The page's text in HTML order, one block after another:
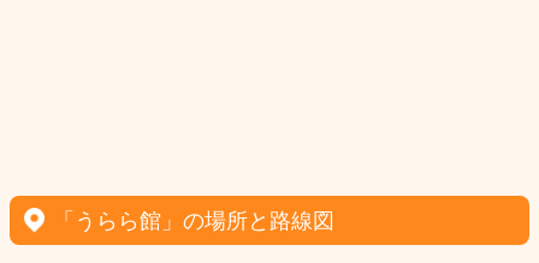
「うらら館」の場所と路線図